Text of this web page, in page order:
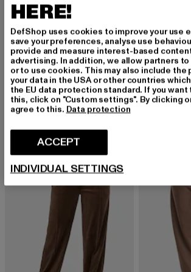
KARL KANI
Serif
58,64 EUR
Prix courant: 58,64 EUR
114,99 EURPrix en promotion: 114,99 EUR
KARL
Signature
-25%
HERE!
DefShop uses cookies to improve your use
save your preferences, analyse use
provide and measure interest-based
advertising. In addition, we allow partners
or to use cookies. This may also include the
your data in the USA or other countries
the EU data protection standard. If you want
this, click on "Custom settings". By clicking
agree to this. Data protection
ACCEPT
INDIVIDUAL SETTINGS